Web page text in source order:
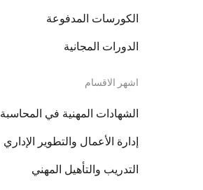
الكورسات المدفوعة
الدورات المجانية
اشهر الاقسام
الشهادات المهنية في المحاسبة
إدارة الأعمال والتطوير الإداري
التدريب والتأهيل المهني